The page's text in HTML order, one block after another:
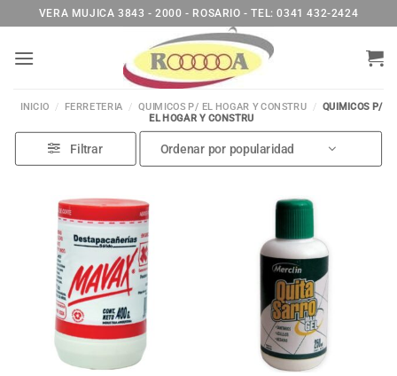
al
contenido
VERA MUJICA 3843 - 2000 - ROSARIO - TEL: 0341 432-2424
INICIO / FERRETERIA / QUIMICOS P/ EL HOGAR Y CONSTRU / QUIMICOS P/
EL HOGAR Y CONSTRU
Filtrar